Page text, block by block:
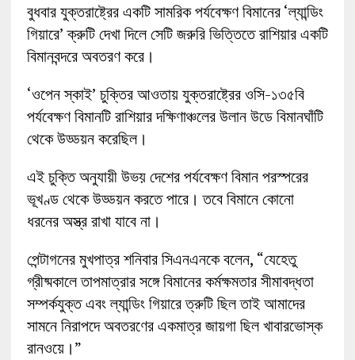
বুধবার যুক্তরাষ্ট্রের একটি সামরিক পর্যবেক্ষণ বিমানের ‘ল্যান্ডিং
গিয়ারে’ ক্রুটি দেখা দিলে সেটি জরুরি ভিত্তিতে রাশিয়ার একটি
বিমানবন্দরে অবতরণ করে।
‘ওপেন স্কাই’ চুক্তির আওতায় যুক্তরাষ্ট্রের ওসি-১৩৫বি
পর্যবেক্ষণ বিমানটি রাশিয়ার দক্ষিণাঞ্চলের উলান উডে বিমানঘাঁটি
থেকে উড্ডয়ন করেছিল।
এই চুক্তি অনুযায়ী উভয় দেশের পর্যবেক্ষণ বিমান পরস্পরের
ভূখণ্ড থেকে উড্ডয়ন করতে পারে। তবে বিমানে কোনো
ধরনের অস্ত্র রাখা যাবে না।
পেন্টাগনের মুখপাত্র শনিবার সিএনএনকে বলেন, “যেহেতু
গ্রীষ্মকালে তাপমাত্রার সঙ্গে বিমানের কর্মক্ষমতার সীমাবদ্ধতা
সম্পর্কযুক্ত এবং ল্যান্ডিং গিয়ারে ত্রুটি ছিল তাই আমাদের
সামনে নিরাপদে অবতরণের একমাত্র জায়গা ছিল খাবারভোস্ক
রানওয়ে।”